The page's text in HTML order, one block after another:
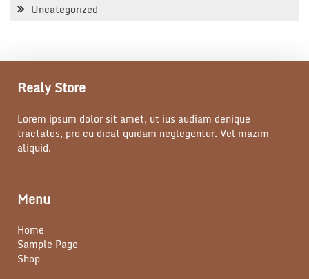
Uncategorized
Realy Store
Lorem ipsum dolor sit amet, ut ius audiam denique
tractatos, pro cu dicat quidam neglegentur. Vel mazim
aliquid.
Menu
Home
Sample Page
Shop